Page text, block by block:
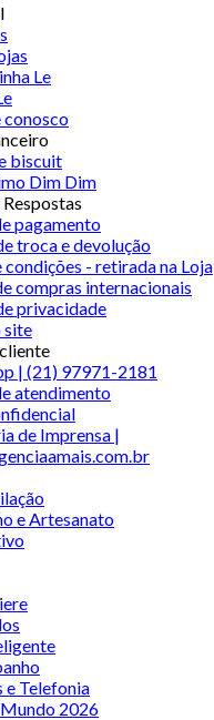
Le
conosco
biscuit
Dim Dim
pagamento
troca e devolução
condições - retirada na Loja
compras internacionais
privacidade
site
| (21) 97971-2181
atendimento
de Imprensa |
e Artesanato
e Telefonia
2026